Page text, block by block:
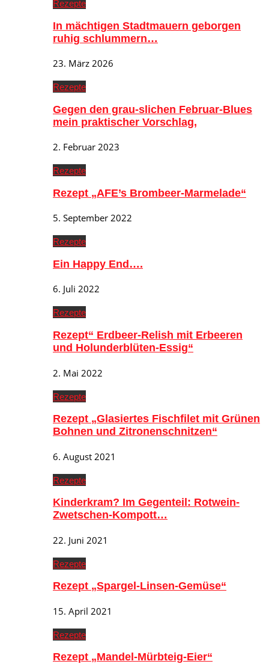
Rezepte
In mächtigen Stadtmauern geborgen
ruhig schlummern…
23. März 2026
Rezepte
Gegen den grau-slichen Februar-Blues
mein praktischer Vorschlag,
2. Februar 2023
Rezepte
Rezept „AFE’s Brombeer-Marmelade“
5. September 2022
Rezepte
Ein Happy End….
6. Juli 2022
Rezepte
Rezept“ Erdbeer-Relish mit Erbeeren
und Holunderblüten-Essig“
2. Mai 2022
Rezepte
Rezept „Glasiertes Fischfilet mit Grünen
Bohnen und Zitronenschnitzen“
6. August 2021
Rezepte
Kinderkram? Im Gegenteil: Rotwein-
Zwetschen-Kompott…
22. Juni 2021
Rezepte
Rezept „Spargel-Linsen-Gemüse“
15. April 2021
Rezepte
Rezept „Mandel-Mürbteig-Eier“